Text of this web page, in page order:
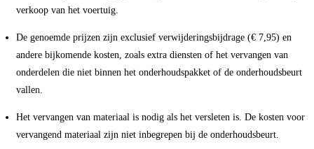
verkoop van het voertuig.
De genoemde prijzen zijn exclusief verwijderingsbijdrage (€ 7,95) en
andere bijkomende kosten, zoals extra diensten of het vervangen van
onderdelen die niet binnen het onderhoudspakket of de onderhoudsbeurt
vallen.
Het vervangen van materiaal is nodig als het versleten is. De kosten voor
vervangend materiaal zijn niet inbegrepen bij de onderhoudsbeurt.